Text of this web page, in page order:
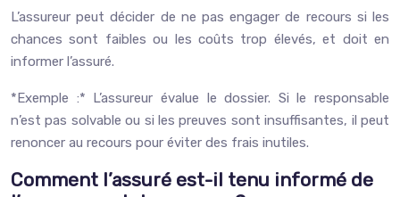
L’assureur peut décider de ne pas engager de recours si les
chances sont faibles ou les coûts trop élevés, et doit en
informer l’assuré.
*Exemple :* L’assureur évalue le dossier. Si le responsable
n’est pas solvable ou si les preuves sont insuffisantes, il peut
renoncer au recours pour éviter des frais inutiles.
Comment l’assuré est-il tenu informé de